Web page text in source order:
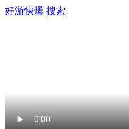
好游快爆 搜索